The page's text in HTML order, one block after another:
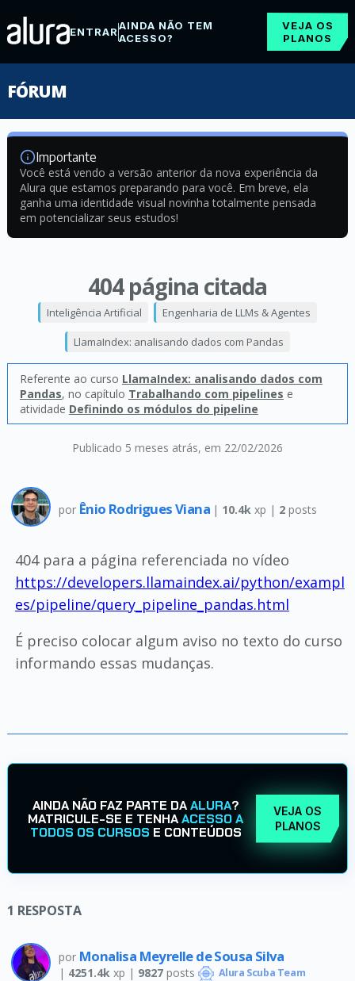
ENTRARAINDA NÃO TEM
ACESSO?
VEJA OS
PLANOS
FÓRUM
Importante
Você está vendo a versão anterior da nova experiência da
Alura que estamos preparando para você. Em breve, ela
ganha uma identidade visual novinha totalmente pensada
em potencializar seus estudos!
404 página citada
Publicado 5 meses atrás, em 22/02/2026
Inteligência Artificial Engenharia de LLMs & Agentes
LlamaIndex: analisando dados com Pandas
Referente ao curso LlamaIndex: analisando dados com
Pandas, no capítulo Trabalhando com pipelines e
atividade Definindo os módulos do pipeline
por Ênio Rodrigues Viana | 10.4k xp | 2 posts
404 para a página referenciada no vídeo
https://developers.llamaindex.ai/python/exampl
es/pipeline/query_pipeline_pandas.html
É preciso colocar algum aviso no texto do curso
informando essas mudanças.
AINDA NÃO FAZ PARTE DAALURA?
MATRICULE-SE E TENHAACESSO A
TODOS OS CURSOS E CONTEÚDOS
VEJA OS
PLANOS
1 RESPOSTA
por Monalisa Meyrelle de Sousa Silva
| 4251.4k xp | 9827posts Alura Scuba Team